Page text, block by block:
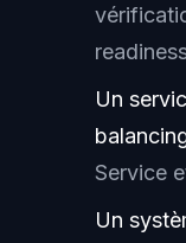
Un
Service
Un